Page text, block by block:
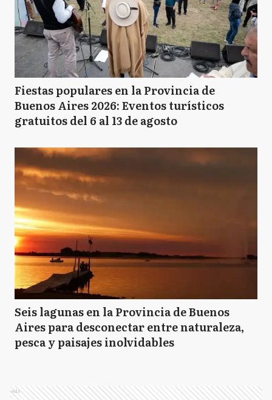
Fiestas populares en la Provincia de
Buenos Aires 2026: Eventos turísticos
gratuitos del 6 al 13 de agosto
Seis lagunas en la Provincia de Buenos
Aires para desconectar entre naturaleza,
pesca y paisajes inolvidables
Ads